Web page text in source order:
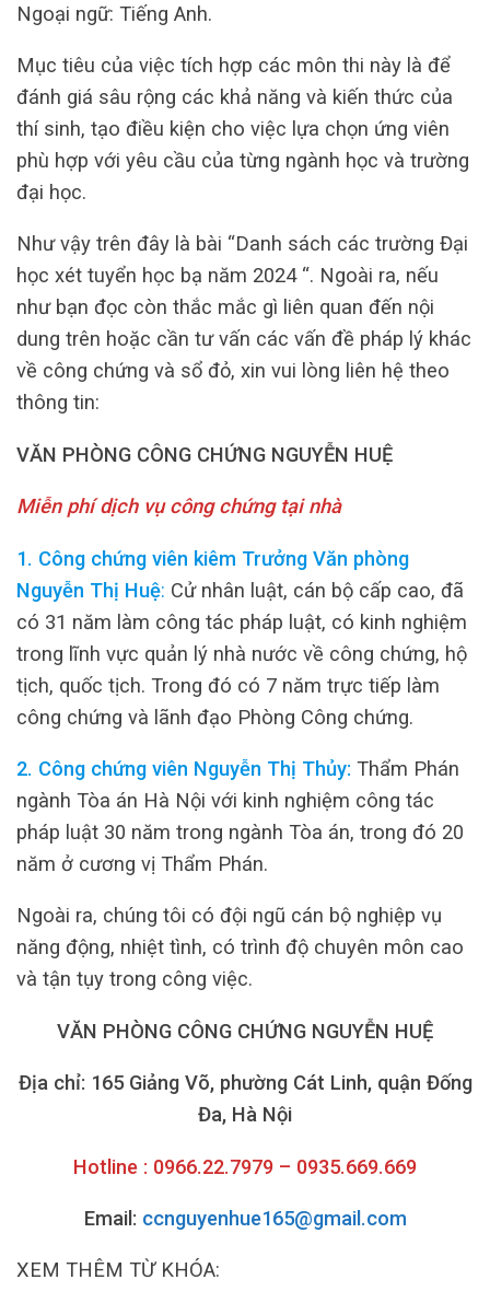
Ngoại ngữ: Tiếng Anh.
Mục tiêu của việc tích hợp các môn thi này là để
đánh giá sâu rộng các khả năng và kiến thức của
thí sinh, tạo điều kiện cho việc lựa chọn ứng viên
phù hợp với yêu cầu của từng ngành học và trường
đại học.
Như vậy trên đây là bài “Danh sách các trường Đại
học xét tuyển học bạ năm 2024 “. Ngoài ra, nếu
như bạn đọc còn thắc mắc gì liên quan đến nội
dung trên hoặc cần tư vấn các vấn đề pháp lý khác
về công chứng và sổ đỏ, xin vui lòng liên hệ theo
thông tin:
VĂN PHÒNG CÔNG CHỨNG NGUYỄN HUỆ
Miễn phí dịch vụ công chứng tại nhà
1. Công chứng viên kiêm Trưởng Văn phòng
Nguyễn Thị Huệ: Cử nhân luật, cán bộ cấp cao, đã
có 31 năm làm công tác pháp luật, có kinh nghiệm
trong lĩnh vực quản lý nhà nước về công chứng, hộ
tịch, quốc tịch. Trong đó có 7 năm trực tiếp làm
công chứng và lãnh đạo Phòng Công chứng.
2. Công chứng viên Nguyễn Thị Thủy: Thẩm Phán
ngành Tòa án Hà Nội với kinh nghiệm công tác
pháp luật 30 năm trong ngành Tòa án, trong đó 20
năm ở cương vị Thẩm Phán.
Ngoài ra, chúng tôi có đội ngũ cán bộ nghiệp vụ
năng động, nhiệt tình, có trình độ chuyên môn cao
và tận tụy trong công việc.
VĂN PHÒNG CÔNG CHỨNG NGUYỄN HUỆ
Địa chỉ: 165 Giảng Võ, phường Cát Linh, quận Đống
Đa, Hà Nội
Hotline : 0966.22.7979 – 0935.669.669
Email: ccnguyenhue165@gmail.com
XEM THÊM TỪ KHÓA: